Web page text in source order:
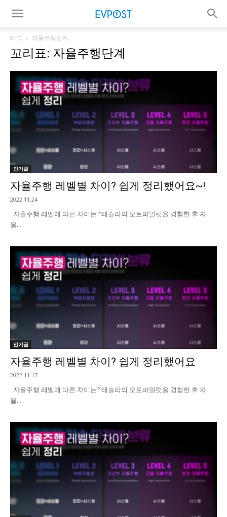
태그 자율주행단계
꼬리표: 자율주행단계
인기글
자율주행 레벨별 차이? 쉽게 정리했어요~!
2022.11.24
자율주행 레벨에 따른 차이는? 테슬라의 오토파일럿을 경험한 후 자
율...
인기글
자율주행 레벨별 차이? 쉽게 정리했어요
2022.11.17
자율주행 레벨에 따른 차이는? 테슬라의 오토파일럿을 경험한 후 자
율...